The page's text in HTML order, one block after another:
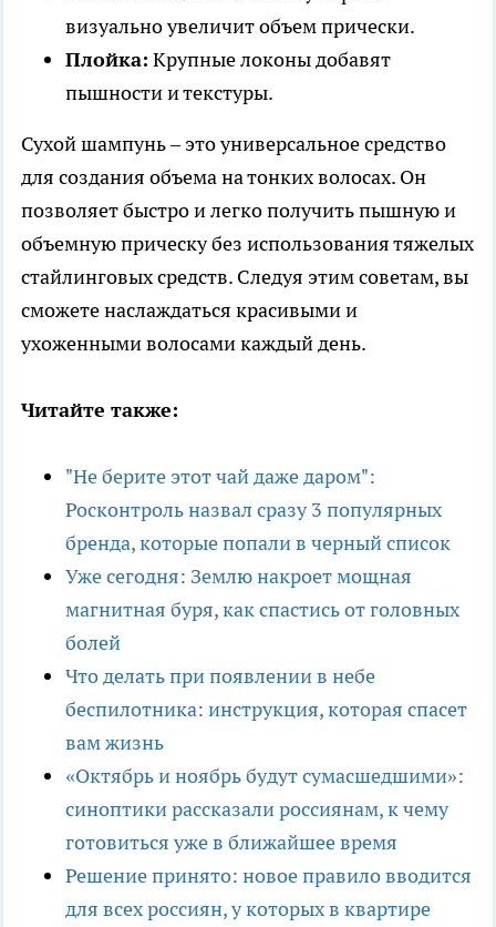
визуально увеличит объем прически.
Плойка: Крупные локоны добавят
пышности и текстуры.
Сухой шампунь – это универсальное средство
для создания объема на тонких волосах. Он
позволяет быстро и легко получить пышную и
объемную прическу без использования тяжелых
стайлинговых средств. Следуя этим советам, вы
сможете наслаждаться красивыми и
ухоженными волосами каждый день.
Читайте также:
"Не берите этот чай даже даром":
Росконтроль назвал сразу 3 популярных
бренда, которые попали в черный список
Уже сегодня: Землю накроет мощная
магнитная буря, как спастись от головных
болей
Что делать при появлении в небе
беспилотника: инструкция, которая спасет
вам жизнь
«Октябрь и ноябрь будут сумасшедшими»:
синоптики рассказали россиянам, к чему
готовиться уже в ближайшее время
Решение принято: новое правило вводится
для всех россиян, у которых в квартире